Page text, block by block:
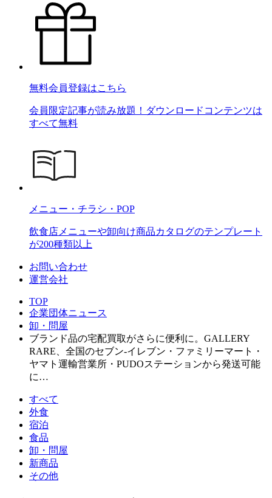
無料会員登録はこちら
会員限定記事が読み放題！ダウンロードコンテンツは
すべて無料
メニュー・チラシ・POP
飲食店メニューや卸向け商品カタログのテンプレート
が200種類以上
お問い合わせ
運営会社
TOP
企業団体ニュース
卸・問屋
ブランド品の宅配買取がさらに便利に。GALLERY
RARE、全国のセブン‐イレブン・ファミリーマート・
ヤマト運輸営業所・PUDOステーションから発送可能
に…
すべて
外食
宿泊
食品
卸・問屋
新商品
その他